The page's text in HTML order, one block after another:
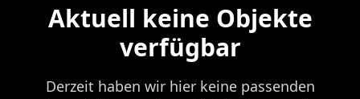
Aktuell keine Objekte
verfügbar
Derzeit haben wir hier keine passenden